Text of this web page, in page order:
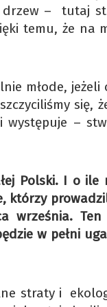
drzew – tutaj
temu, że na
młode, jeżeli
się,
–
Polski. I o ile
którzy
września. Ten
w pełni
straty i